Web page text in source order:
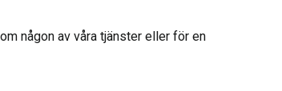
någon av våra tjänster eller för en